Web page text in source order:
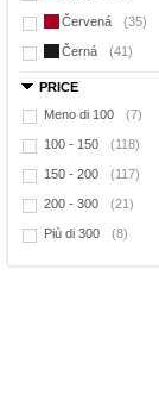
Červená (35)
Černá (41)
PRICE
Meno di 100
(7)
100 - 150 (118)
150 - 200 (117)
200 - 300 (21)
Più di 300 (8)